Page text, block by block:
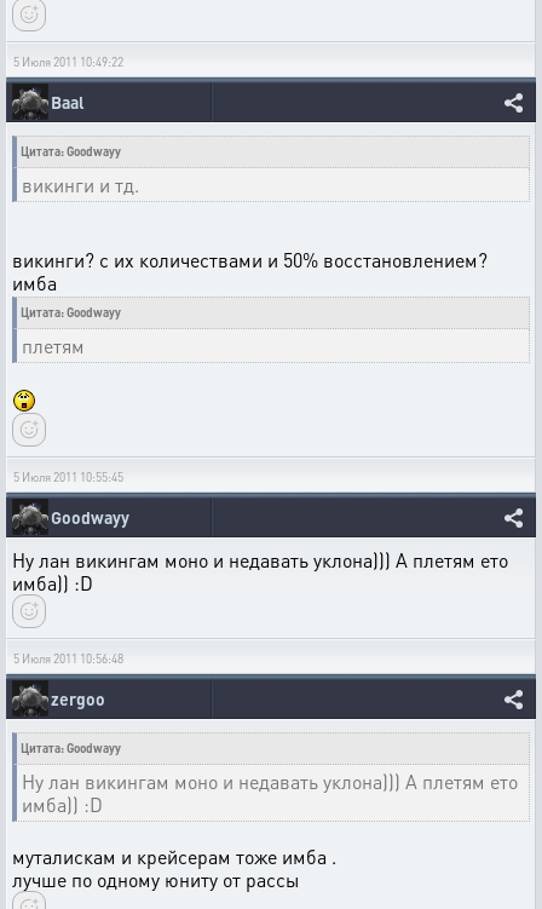
5 Июля 2011 10:49:22
Baal
Цитата: Goodwayy
викинги и тд.
викинги? с их количествами и 50% восстановлением?
имба
Цитата: Goodwayy
плетям
5 Июля 2011 10:55:45
Goodwayy
Ну лан викингам моно и недавать уклона))) А плетям ето
имба)) :D
5 Июля 2011 10:56:48
zergoo
Цитата: Goodwayy
Ну лан викингам моно и недавать уклона))) А плетям ето
имба)) :D
муталискам и крейсерам тоже имба .
лучше по одному юниту от рассы